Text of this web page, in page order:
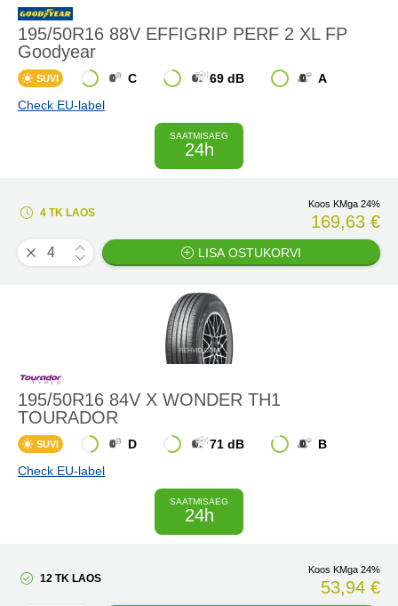
195/50R16 88V EFFIGRIP PERF 2 XL FP
Goodyear
SUVI C 69 dB
A
Check EU-label
SAATMISAEG
24h
4 TK LAOS
Koos KMga 24%
169,63 €
LISA OSTUKORVI
195/50R16 84V X WONDER TH1
TOURADOR
SUVI D 71 dB
B
Check EU-label
SAATMISAEG
24h
12 TK LAOS
Koos KMga 24%
53,94 €